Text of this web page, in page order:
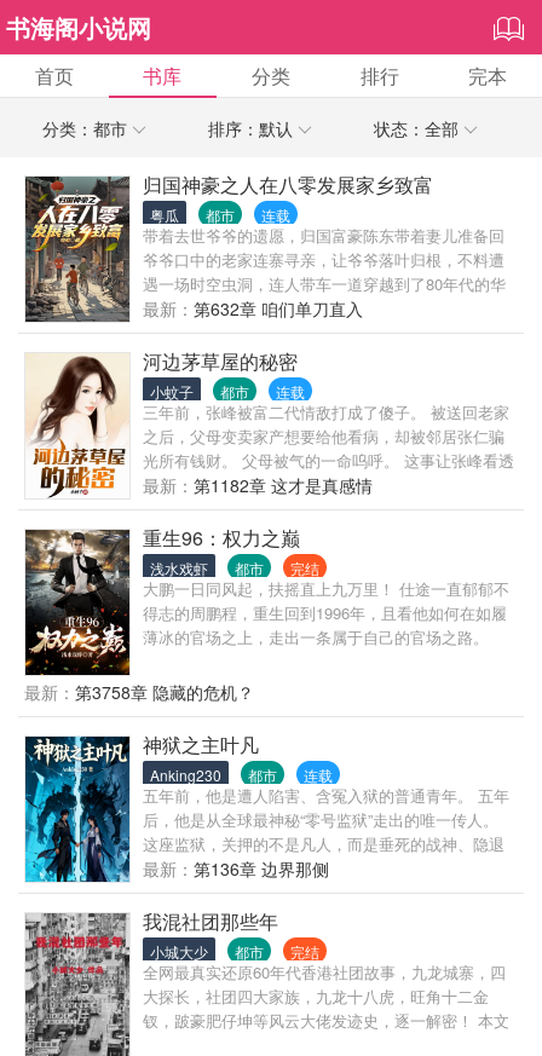
书海阁小说网
首页 书库 分类 排行 完本
分类：都市 排序：默认 状态：全部
归国神豪之人在八零发展家乡致富
粤瓜 都市 连载
带着去世爷爷的遗愿，归国富豪陈东带着妻儿准备回
爷爷口中的老家连寨寻亲，让爷爷落叶归根，不料遭
遇一场时空虫洞，连人带车一道穿越到了80年代的华
夏鮀城！ 在这个物资匮乏的年代，陈东一家的到来，
俨然成为了这个县城最吸引眼球的存在，身怀WTO购
物系统的陈东夫妻，靠着超前的理念和见识，为家乡
提前规划好了发展前景。 本想助力家乡发展的陈东夫
妻，却一不小心走在了华夏改革开放的潮头，一举让
鮀城成为了整个华夏的经济发展桥头堡。 架空爽文，
一切都是为了剧情服务！
最新： 第632章 咱们单刀直入
河边茅草屋的秘密
小蚊子 都市 连载
三年前，张峰被富二代情敌打成了傻子。 被送回老家
之后，父母变卖家产想要给他看病，却被邻居张仁骗
光所有钱财。 父母被气的一命呜呼。 这事让张峰看透
人情冷暖世态炎凉。 突然有一天，天赐福缘让他得到
仙尊传承，修的无上道法。 自此，张峰一边帮助乡亲
们发家致富，一边积攒自己的财富人脉。 为的就是有
一天，能够亲自报仇雪恨……
最新： 第1182章 这才是真感情
重生96：权力之巅
浅水戏虾 都市 完结
大鹏一日同风起，扶摇直上九万里！ 仕途一直郁郁不
得志的周鹏程，重生回到1996年，且看他如何在如履
薄冰的官场之上，走出一条属于自己的官场之路。
最新： 第3758章 隐藏的危机？
神狱之主叶凡
Anking230 都市 连载
五年前，他是遭人陷害、含冤入狱的普通青年。 五年
后，他是从全球最神秘“零号监狱”走出的唯一传人。
这座监狱，关押的不是凡人，而是垂死的战神、隐退
的金融巨鳄、精通古医术的鬼手、掌控地下世界的暗
皇……他们毕生所学，尽授叶凡！ 如今，叶凡归来。
昔日的仇人，已权势滔天；昔日的爱人，正苦苦坚
守。 他拳压四方豪强，缔造商业帝国，银针渡人，武
力渡魂。 当世人皆以为他已站在巅峰时，却不知，他
所掌控的“神狱”，才是令全球战栗的真正力量。 这一
次，他要的不仅是复仇，更是要告诉这个世界：我叶
凡，归来已是禁忌！
最新： 第136章 边界那侧
我混社团那些年
小城大少 都市 完结
全网最真实还原60年代香港社团故事，九龙城寨，四
大探长，社团四大家族，九龙十八虎，旺角十二金
钗，跛豪肥仔坤等风云大佬发迹史，逐一解密！ 本文